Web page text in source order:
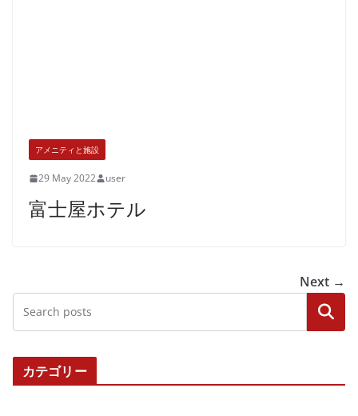
アメニティと施設
29 May 2022 user
富士屋ホテル
Next →
Search
カテゴリー